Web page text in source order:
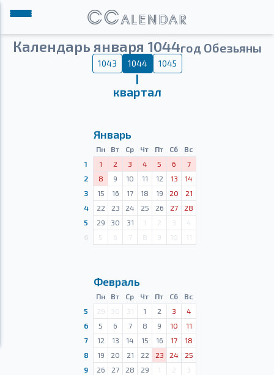
Календарь января 1044год Обезьяны
1043 1044 1045
Ⅰ
квартал
Январь
Пн Вт Ср Чт Пт Сб
Вс
1
1 2 3 4 5 6
7
2
8 9 10 11 12 13
14
3
15 16 17 18 19 20
21
4
22 23 24 25 26 27
28
5
29 30 31 1 2 3
4
5 6 7 8 9 10 11
Февраль
Пн Вт Ср Чт Пт Сб
Вс
5
29 30 31 1 2 3
4
6
5 6 7 8 9 10
11
7
12 13 14 15 16 17
18
8
19 20 21 22 23 24
25
9
26 27 28 29 1 2
3